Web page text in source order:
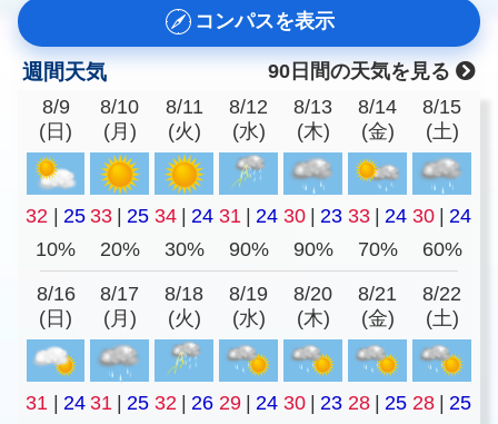
コンパスを表示
週間天気
90日間の天気を見る
8/9
(日)
8/10
(月)
8/11
(火)
8/12
(水)
8/13
(木)
8/14
(金)
8/15
(土)
32 | 25 33 | 25 34 | 24 31 | 24 30 | 23 33 | 24 30 | 24
10%
20% 30% 90% 90% 70% 60%
8/16
(日)
8/17
(月)
8/18
(火)
8/19
(水)
8/20
(木)
8/21
(金)
8/22
(土)
31 | 24 31 | 25 32 | 26 29 | 24 30 | 23 28 | 25 28 | 25